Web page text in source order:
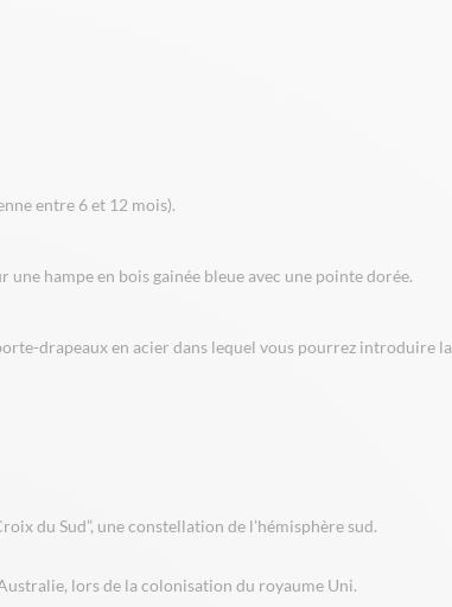
entre 6 et 12 mois).
hampe en bois gainée bleue avec une pointe dorée.
drapeaux en acier dans lequel vous pourrez introduire
du Sud”, une constellation de l’hémisphère sud.
lors de la colonisation du royaume Uni.